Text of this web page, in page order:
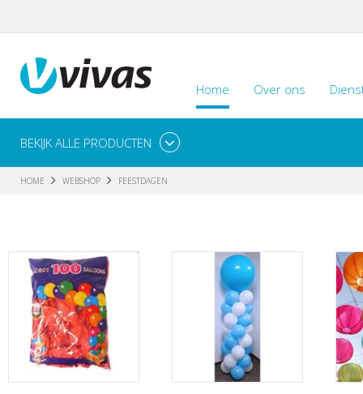
Home Over ons
BEKIJK ALLE PRODUCTEN
HOME WEBSHOP FEESTDAGEN